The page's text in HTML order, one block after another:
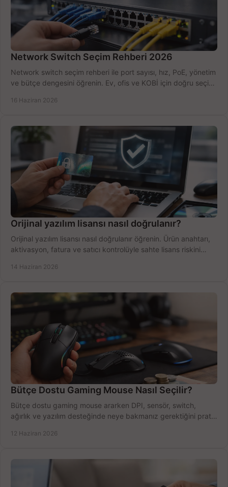
Network Switch Seçim Rehberi 2026
Network switch seçim rehberi ile port sayısı, hız, PoE, yönetim
ve bütçe dengesini öğrenin. Ev, ofis ve KOBİ için doğru seçimi
16 Haziran 2026
Orijinal yazılım lisansı nasıl doğrulanır?
Orijinal yazılım lisansı nasıl doğrulanır öğrenin. Ürün anahtarı,
aktivasyon, fatura ve satıcı kontrolüyle sahte lisans riskini
14 Haziran 2026
Bütçe Dostu Gaming Mouse Nasıl Seçilir?
Bütçe dostu gaming mouse ararken DPI, sensör, switch,
ağırlık ve yazılım desteğinde neye bakmanız gerektiğini pratik
12 Haziran 2026